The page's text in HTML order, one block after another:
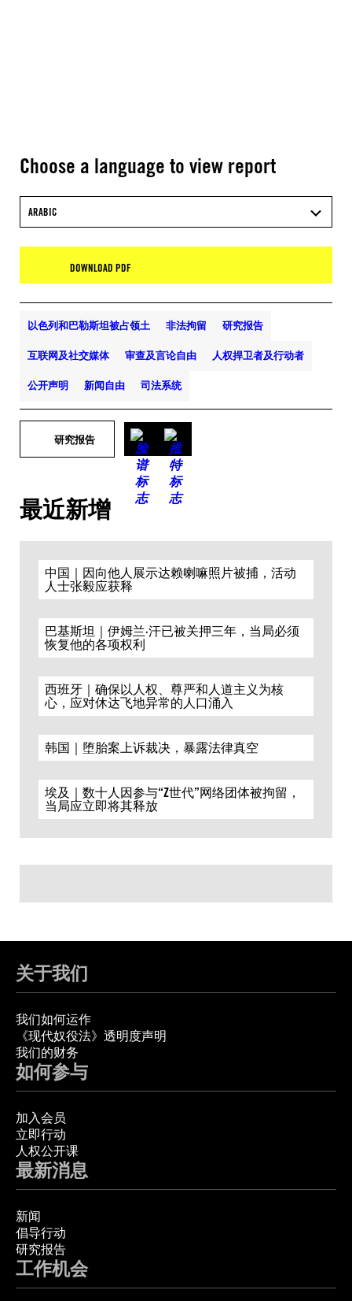
Choose a language to view report
ARABIC
DOWNLOAD PDF
以色列和巴勒斯坦被占领土 非法拘留 研究报告
互联网及社交媒体 审查及言论自由 人权捍卫者及行动者
公开声明 新闻自由 司法系统
研究报告
最近新增
中国｜因向他人展示达赖喇嘛照片被捕，活动
人士张毅应获释
巴基斯坦｜伊姆兰·汗已被关押三年，当局必须
恢复他的各项权利
西班牙｜确保以人权、尊严和人道主义为核
心，应对休达飞地异常的人口涌入
韩国｜堕胎案上诉裁决，暴露法律真空
埃及｜数十人因参与“Z世代”网络团体被拘留，
当局应立即将其释放
关于我们
我们如何运作
《现代奴役法》透明度声明
我们的财务
如何参与
加入会员
立即行动
人权公开课
最新消息
新闻
倡导行动
研究报告
工作机会